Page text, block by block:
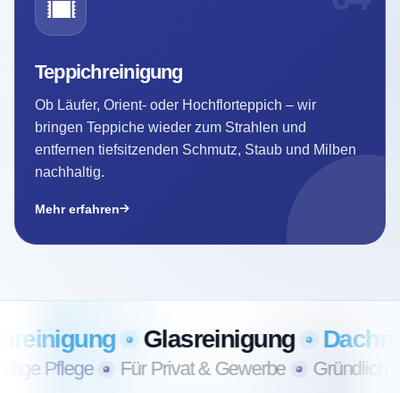
Teppichreinigung
Ob Läufer, Orient- oder Hochflorteppich – wir
bringen Teppiche wieder zum Strahlen und
entfernen tiefsitzenden Schmutz, Staub und Milben
nachhaltig.
Mehr erfahren
Autositzreinigung
sauber Nachhaltige Pflege Für Privat